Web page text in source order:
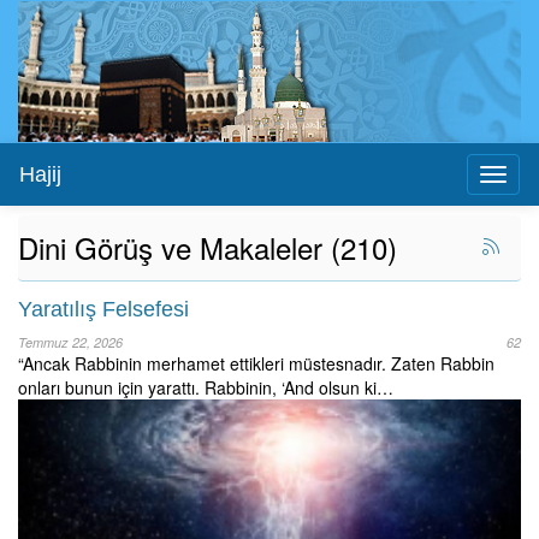
Hajij
Dini Görüş ve Makaleler (210)
Yaratılış Felsefesi
Temmuz 22, 2026 62
“Ancak Rabbinin merhamet ettikleri müstesnadır. Zaten Rabbin
onları bunun için yarattı. Rabbinin, ‘And olsun ki…